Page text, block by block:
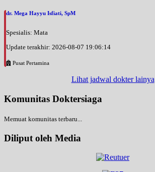
dr. Mega Hayyu Isfiati, SpM
Spesialis: Mata
Update terakhir: 2026-08-07 19:06:14
Pusat Pertamina
Lihat jadwal dokter lainya
Komunitas Doktersiaga
Memuat komunitas terbaru...
Diliput oleh Media